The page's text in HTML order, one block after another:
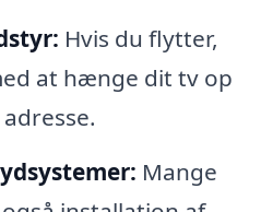
Hvis du flytter,
at hænge dit tv op
Mange